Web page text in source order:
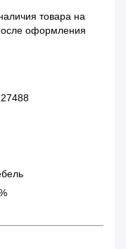
товара на
оформления